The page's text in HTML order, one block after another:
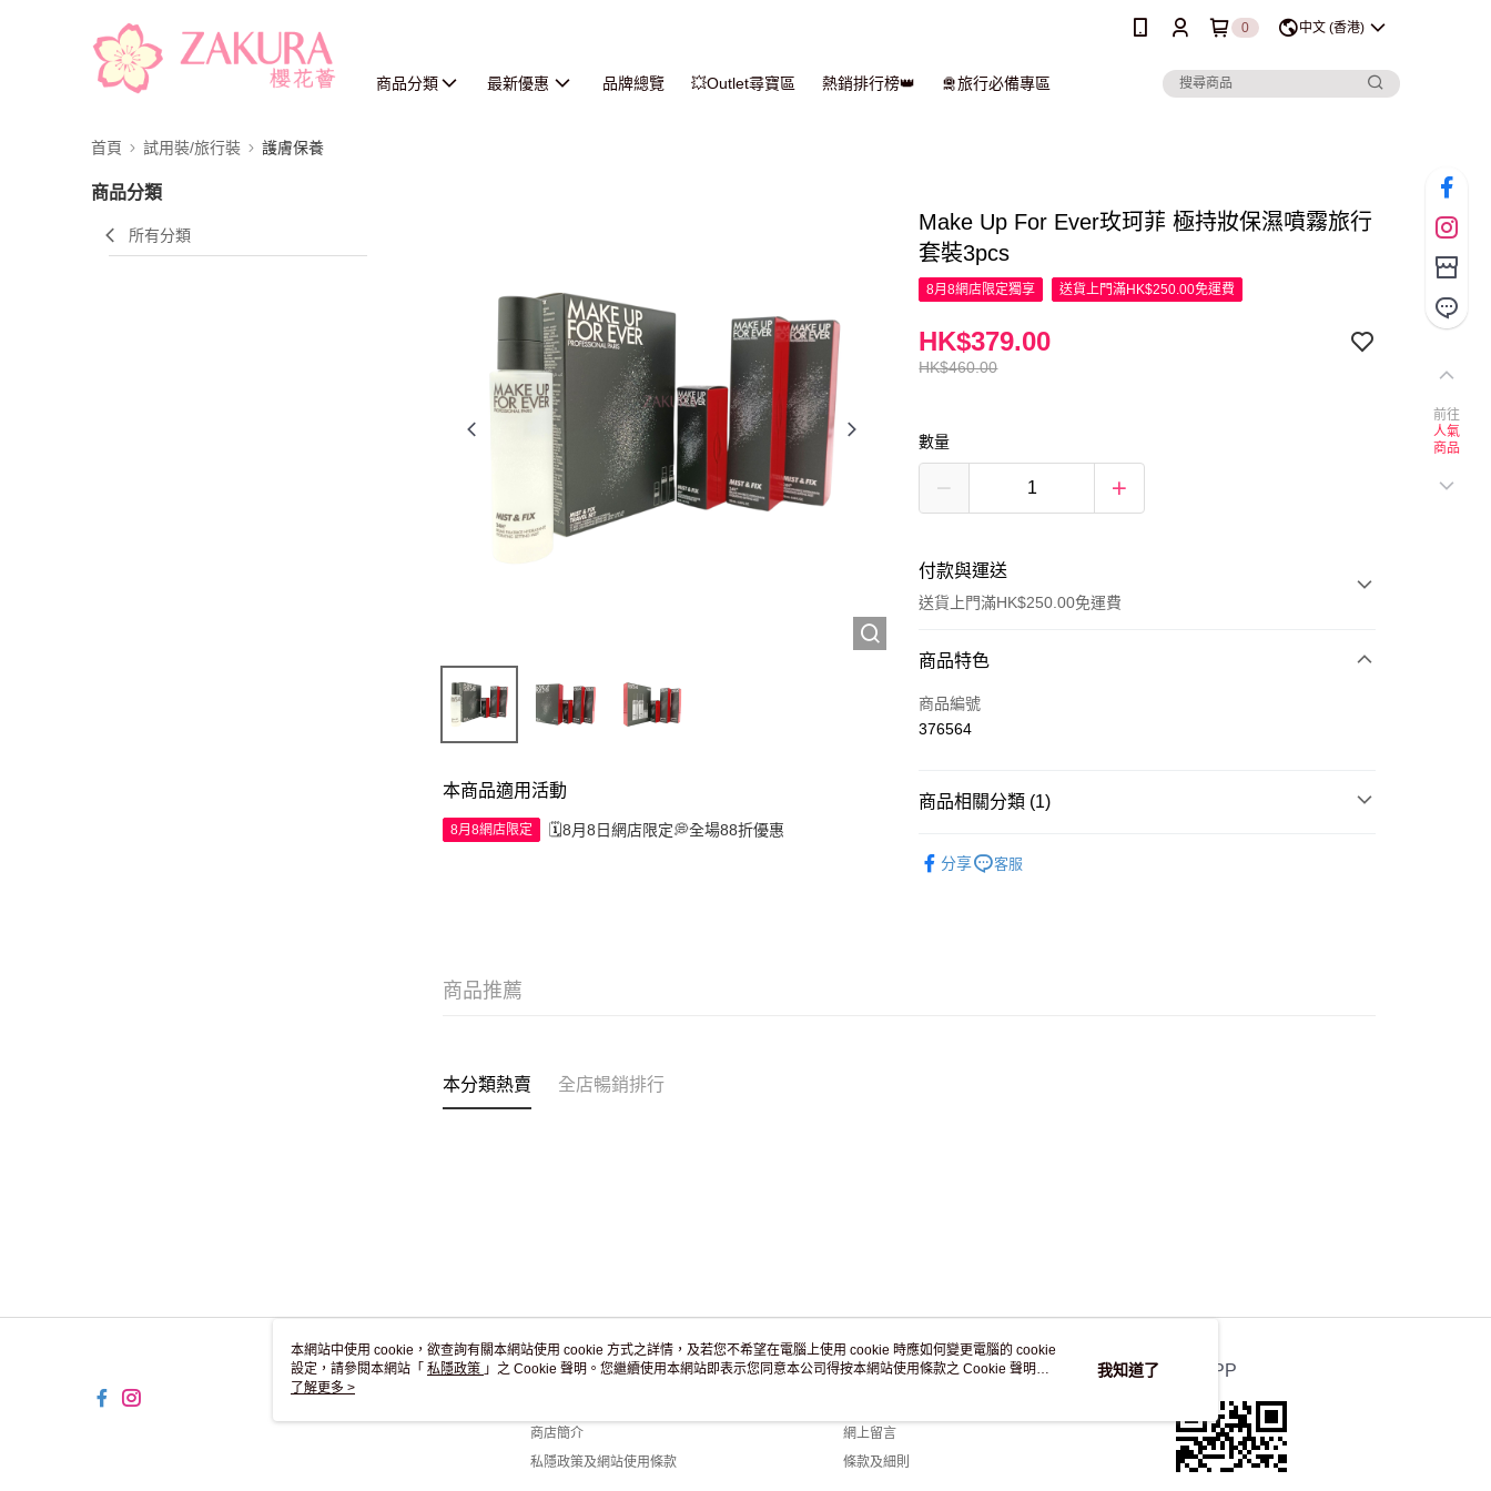
0 中文 (香港)
商品分類 最新優惠 品牌總覽 💥Outlet尋寶區 熱銷排行榜👑 🛅旅行必備專區
首頁 試用裝/旅行裝 護膚保養
商品分類
所有分類
本商品適用活動
8月8網店限定 🗓️8月8日網店限定💭全場88折優惠
Make Up For Ever玫珂菲 極持妝保濕噴霧旅行
套裝3pcs
8月8網店限定獨享 送貨上門滿HK$250.00免運費
HK$460.00
HK$379.00
數量
付款與運送
送貨上門滿HK$250.00免運費
付款方式
信用卡
商品特色
商品編號
376564
商品相關分類 (1)
分享
客服
商品推薦
本分類熱賣 全店暢銷排行
關於我們
商店簡介
私隱政策及網站使用條款
客戶服務
網上留言
條款及細則
官方APP
前往
人氣
商品
本網站中使用 cookie，欲查詢有關本網站使用 cookie 方式之詳情，及若您不希望在電腦上使用 cookie 時應如何變更電腦的 cookie
設定，請參閱本網站「 私隱政策 」之 Cookie 聲明。您繼續使用本網站即表示您同意本公司得按本網站使用條款之 Cookie 聲明使
用 cookie。
了解更多 >
我知道了